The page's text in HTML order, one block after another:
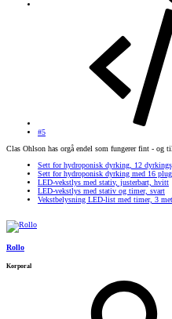
#5
Clas Ohlson has orgå endel som fungerer fint - og
Sett for hydroponisk dyrking, 12
Sett for hydroponisk dyrking med 16
LED-vekstlys med stativ, justerbart, hvitt
LED-vekstlys med stativ og timer, svart
Vekstbelysning LED-list med timer, 3
Rollo
Korporal